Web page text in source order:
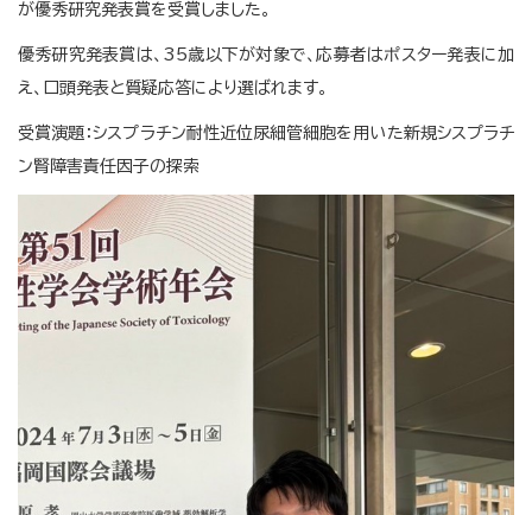
が優秀研究発表賞を受賞しました。
優秀研究発表賞は、35歳以下が対象で、応募者はポスター発表に加
え、口頭発表と質疑応答により選ばれます。
受賞演題：シスプラチン耐性近位尿細管細胞を用いた新規シスプラチ
ン腎障害責任因子の探索